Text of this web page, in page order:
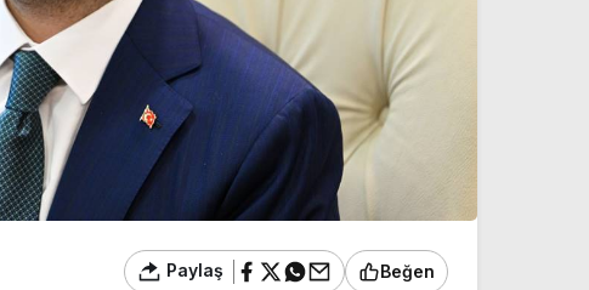
Paylaş Beğen